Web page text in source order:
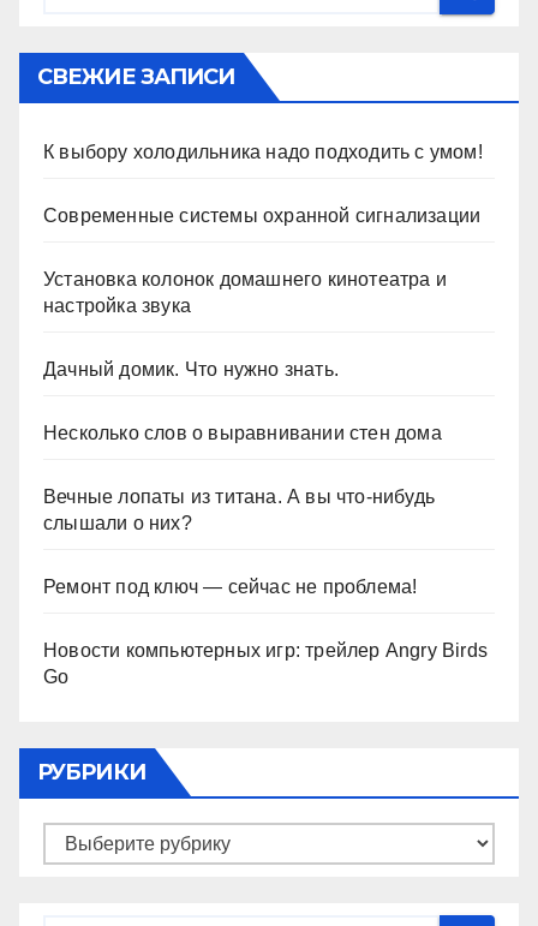
СВЕЖИЕ ЗАПИСИ
К выбору холодильника надо подходить с умом!
Современные системы охранной сигнализации
Установка колонок домашнего кинотеатра и
настройка звука
Дачный домик. Что нужно знать.
Несколько слов о выравнивании стен дома
Вечные лопаты из титана. А вы что-нибудь
слышали о них?
Ремонт под ключ — сейчас не проблема!
Новости компьютерных игр: трейлер Angry Birds
Go
РУБРИКИ
Рубрики